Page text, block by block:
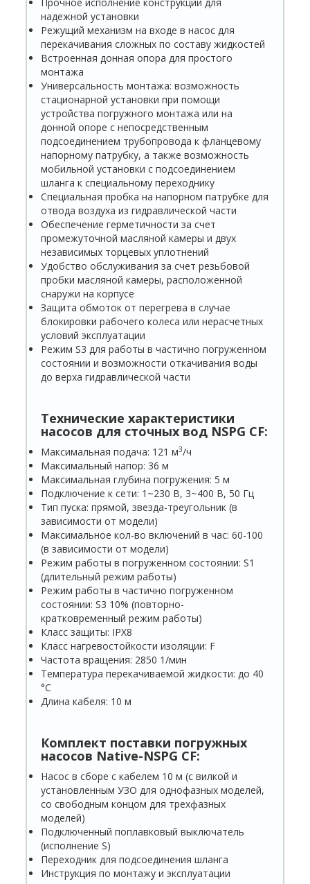
надежной установки
Режущий механизм на входе в насос для
перекачивания сложных по составу жидкостей
Встроенная донная опора для простого
монтажа
Универсальность монтажа: возможность
стационарной установки при помощи
устройства погружного монтажа или на
донной опоре с непосредственным
подсоединением трубопровода к фланцевому
напорному патрубку, а также возможность
мобильной установки с подсоединением
шланга к специальному переходнику
Специальная пробка на напорном патрубке для
отвода воздуха из гидравлической части
Обеспечение герметичности за счет
промежуточной масляной камеры и двух
независимых торцевых уплотнений
Удобство обслуживания за счет резьбовой
пробки масляной камеры, расположенной
снаружи на корпусе
Защита обмоток от перегрева в случае
блокировки рабочего колеса или нерасчетных
условий эксплуатации
Режим S3 для работы в частично погруженном
состоянии и возможности откачивания воды
до верха гидравлической части
Технические характеристики
насосов для сточных вод NSPG CF:
Максимальная подача: 121 м3/ч
Максимальный напор: 36 м
Максимальная глубина погружения: 5 м
Подключение к сети: 1~230 В, 3~400 В, 50 Гц
Тип пуска: прямой, звезда-треугольник (в
зависимости от модели)
Максимальное кол-во включений в час: 60-100
(в зависимости от модели)
Режим работы в погруженном состоянии: S1
(длительный режим работы)
Режим работы в частично погруженном
состоянии: S3 10% (повторно-
кратковременный режим работы)
Класс защиты: IPX8
Класс нагревостойкости изоляции: F
Частота вращения: 2850 1/мин
Температура перекачиваемой жидкости: до 40
°С
Длина кабеля: 10 м
Комплект поставки погружных
насосов Native-NSPG CF:
Насос в сборе с кабелем 10 м (с вилкой и
установленным УЗО для однофазных моделей,
со свободным концом для трехфазных
моделей)
Подключенный поплавковый выключатель
(исполнение S)
Переходник для подсоединения шланга
Инструкция по монтажу и эксплуатации